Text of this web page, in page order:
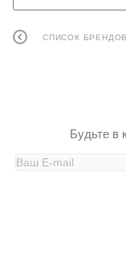
СПИСОК БРЕНДОВ
Будьте в